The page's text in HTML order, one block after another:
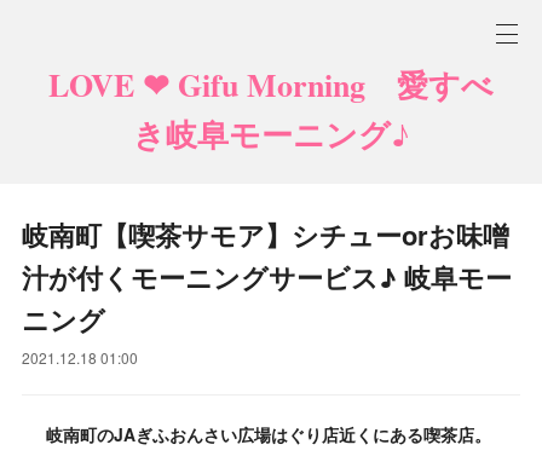
LOVE ❤ Gifu Morning 愛すべ
き岐阜モーニング♪
岐南町【喫茶サモア】シチューorお味噌
汁が付くモーニングサービス♪ 岐阜モー
ニング
2021.12.18 01:00
岐南町のJAぎふおんさい広場はぐり店近くにある喫茶店。